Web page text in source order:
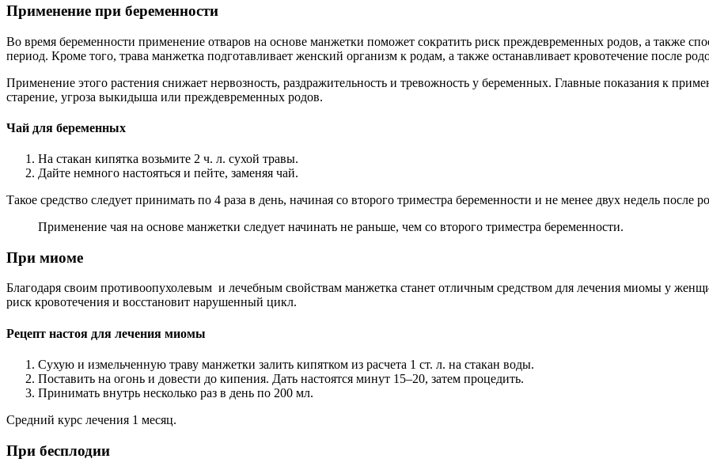
Применение при беременности
Во время беременности применение отваров на основе манжетки поможет сократить риск преждевременных родов, а также
период. Кроме того, трава манжетка подготавливает женский организм к родам, а также останавливает кровотечение после
Применение этого растения снижает нервозность, раздражительность и тревожность у беременных. Главные показания к
старение, угроза выкидыша или преждевременных родов.
Чай для беременных
На стакан кипятка возьмите 2 ч. л. сухой травы.
Дайте немного настояться и пейте, заменяя чай.
Такое средство следует принимать по 4 раза в день, начиная со второго триместра беременности и не менее двух недель после
Применение чая на основе манжетки следует начинать не раньше, чем со второго триместра беременности.
При миоме
Благодаря своим противоопухолевым и лечебным свойствам манжетка станет отличным средством для лечения миомы у
риск кровотечения и восстановит нарушенный цикл.
Рецепт настоя для лечения миомы
Сухую и измельченную траву манжетки залить кипятком из расчета 1 ст. л. на стакан воды.
Поставить на огонь и довести до кипения. Дать настоятся минут 15‒20, затем процедить.
Принимать внутрь несколько раз в день по 200 мл.
Средний курс лечения 1 месяц.
При бесплодии